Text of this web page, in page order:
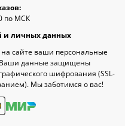
по МСК
и личных данных
на сайте ваши персональные
данные защищены
шифрования (SSL-
Мы заботимся о вас!